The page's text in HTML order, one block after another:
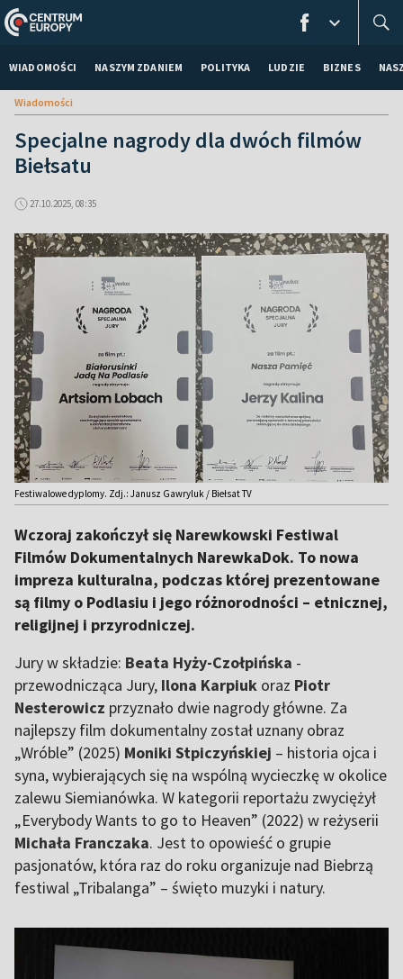
WIADOMOŚCI NASZYM ZDANIEM POLITYKA LUDZIE BIZNES
Wiadomości
Specjalne nagrody dla dwóch filmów
Biełsatu
27.10.2025, 08:35
Festiwalowe dyplomy. Zdj.: Janusz Gawryluk / Biełsat TV
Wczoraj zakończył się Narewkowski Festiwal
Filmów Dokumentalnych NarewkaDok. To nowa
impreza kulturalna, podczas której prezentowane
są filmy o Podlasiu i jego różnorodności – etnicznej,
religijnej i przyrodniczej.
Jury w składzie: Beata Hyży-Czołpińska -
przewodnicząca Jury, Ilona Karpiuk oraz Piotr
Nesterowicz przyznało dwie nagrody główne. Za
najlepszy film dokumentalny został uznany obraz
„Wróble” (2025) Moniki Stpiczyńskiej – historia ojca i
syna, wybierających się na wspólną wycieczkę w okolice
zalewu Siemianówka. W kategorii reportażu zwyciężył
„Everybody Wants to go to Heaven” (2022) w reżyserii
Michała Franczaka. Jest to opowieść o grupie
pasjonatów, która raz do roku organizuje nad Biebrzą
festiwal „Tribalanga” – święto muzyki i natury.